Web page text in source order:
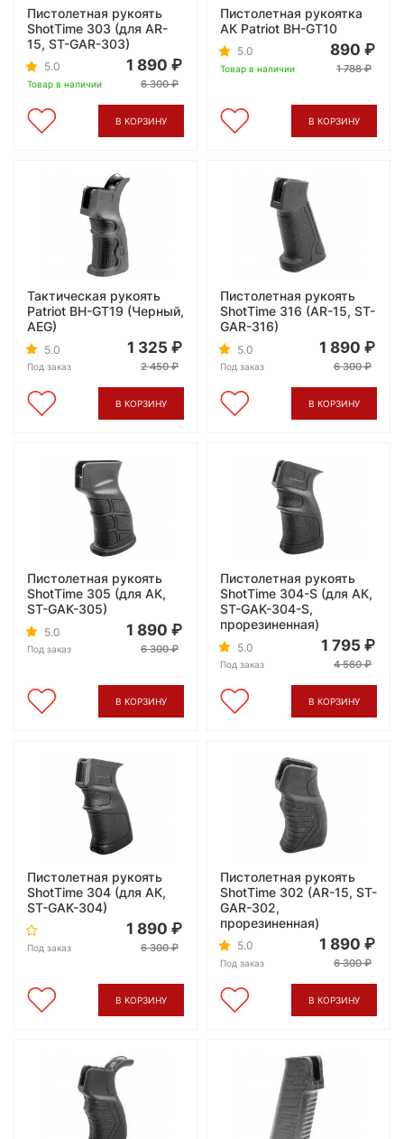
Пистолетная рукоять
ShotTime 303 (для AR-
15, ST-GAR-303)
5.0
Товар в наличии
1 890
6 300
В КОРЗИНУ
Пистолетная рукоятка
АК Patriot BH-GT10
5.0
Товар в наличии
890
1 788
В КОРЗИНУ
Тактическая рукоять
Patriot BH-GT19 (Черный,
AEG)
5.0
Под заказ
1 325
2 450
В КОРЗИНУ
Пистолетная рукоять
ShotTime 316 (AR-15, ST-
GAR-316)
5.0
Под заказ
1 890
6 300
В КОРЗИНУ
Пистолетная рукоять
ShotTime 305 (для АК,
ST-GAK-305)
5.0
Под заказ
1 890
6 300
В КОРЗИНУ
Пистолетная рукоять
ShotTime 304-S (для АК,
ST-GAK-304-S,
прорезиненная)
5.0
Под заказ
1 795
4 560
В КОРЗИНУ
Пистолетная рукоять
ShotTime 304 (для АК,
ST-GAK-304)
Под заказ
1 890
6 300
В КОРЗИНУ
Пистолетная рукоять
ShotTime 302 (AR-15, ST-
GAR-302,
прорезиненная)
5.0
Под заказ
1 890
6 300
В КОРЗИНУ